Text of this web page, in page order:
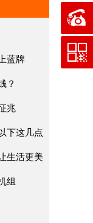
蓝牌
？
兆
下这几点
生活更美
组